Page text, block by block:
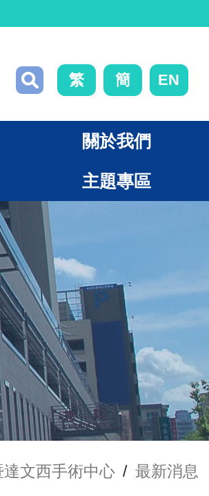
繁 簡 EN
關於我們
主題專區
文西手術中心 / 最新消息